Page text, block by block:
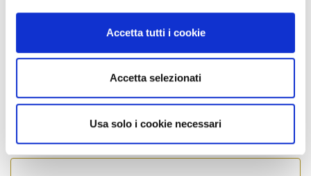
Accetta tutti i cookie
Accetta selezionati
Usa solo i cookie necessari
dare un messaggio contro l’abusivismo.
# Pordenone